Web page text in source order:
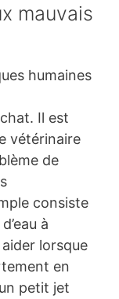
mauvais
humaines
Il est
vétérinaire
de
consiste
à
lorsque
en
petit jet